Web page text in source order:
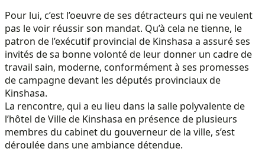
Pour lui, c’est l’oeuvre de ses détracteurs qui ne veulent
pas le voir réussir son mandat. Qu’à cela ne tienne, le
patron de l’exécutif provincial de Kinshasa a assuré ses
invités de sa bonne volonté de leur donner un cadre de
travail sain, moderne, conformément à ses promesses
de campagne devant les députés provinciaux de
Kinshasa.
La rencontre, qui a eu lieu dans la salle polyvalente de
l’hôtel de Ville de Kinshasa en présence de plusieurs
membres du cabinet du gouverneur de la ville, s’est
déroulée dans une ambiance détendue.